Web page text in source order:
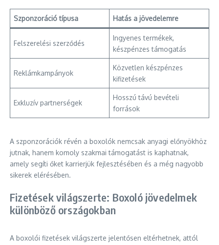
Szponzoráció típusa Hatás a jövedelemre
Felszerelési szerződés
Ingyenes termékek,
készpénzes támogatás
Reklámkampányok
Közvetlen készpénzes
kifizetések
Exkluzív partnerségek
Hosszú távú bevételi
források
A szponzorációk révén a boxolók nemcsak anyagi előnyökhöz
jutnak, hanem komoly szakmai támogatást is kaphatnak,
amely segíti őket karrierjük fejlesztésében és a még nagyobb
sikerek elérésében.
Fizetések világszerte: Boxoló jövedelmek
különböző országokban
A boxolói fizetések világszerte jelentősen eltérhetnek, attól